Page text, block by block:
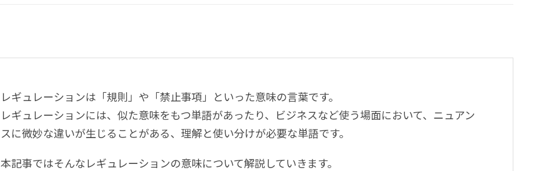
レギュレーションは「規則」や「禁止事項」といった意味の言葉です。
レギュレーションには、似た意味をもつ単語があったり、ビジネスなど使う場面において、ニュアン
スに微妙な違いが生じることがある、理解と使い分けが必要な単語です。
本記事ではそんなレギュレーションの意味について解説していきます。